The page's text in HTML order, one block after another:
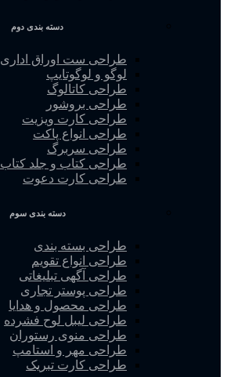
دسته بندی دوم
طراحی ست اوراق اداری
لوگو و لوگوتایپ
طراحی کاتالوگ
طراحی بروشور
طراحی کارت ویزیت
طراحی انواع پاکت
طراحی سربرگ
طراحی کتاب و جلد کتاب
طراحی کارت دعوت
دسته بندی سوم
طراحی بسته بندی
طراحی انواع تقویم
طراحی آگهی تبلیغاتی
طراحی پوستر تجاری
طراحی محصول و هدایا
طراحی لیبل لوح فشرده
طراحی منوی رستوران
طراحی مهر و استامپ
طراحی کارت تبریک